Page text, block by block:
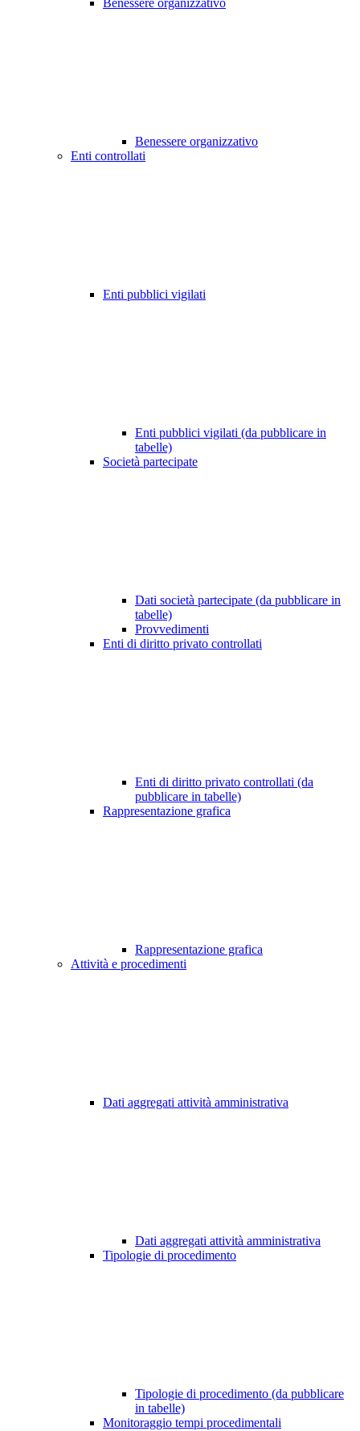
Benessere organizzativo
Benessere organizzativo
Enti controllati
Enti pubblici vigilati
Enti pubblici vigilati (da pubblicare in
tabelle)
Società partecipate
Dati società partecipate (da pubblicare in
tabelle)
Provvedimenti
Enti di diritto privato controllati
Enti di diritto privato controllati (da
pubblicare in tabelle)
Rappresentazione grafica
Rappresentazione grafica
Attività e procedimenti
Dati aggregati attività amministrativa
Dati aggregati attività amministrativa
Tipologie di procedimento
Tipologie di procedimento (da pubblicare
in tabelle)
Monitoraggio tempi procedimentali